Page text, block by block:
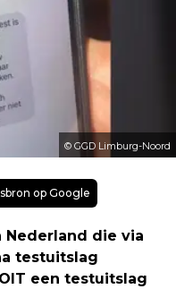
© GGD Limburg-Noord
op Google
die via
testuitslag
een testuitslag